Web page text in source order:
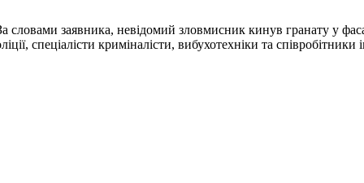
заявника, невідомий зловмисник кинув гранату у
спеціалісти криміналісти, вибухотехніки та